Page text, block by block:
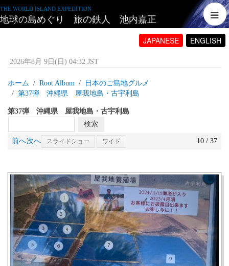
THE WORLD ISLAND EXPEDITION
地球の島めぐり 旅の鉄人 池内嘉正
JAPANESE ENGLISH
2026年8月 9日(日) 04:32 JST
ホーム Root Album
日本のご島地グルメ
第37弾 沖縄県 屋我地島・古宇利島
第37弾 沖縄県 屋我地島・古宇利島
前へ次へ スライドショー ワイド 10 / 37